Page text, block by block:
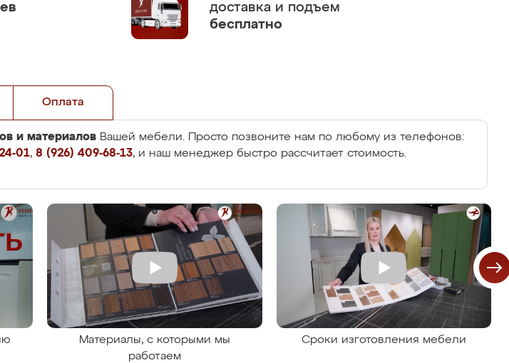
доставка и подъем
бесплатно
Оплата
и материалов Вашей мебели. Просто позвоните нам по любому из телефонов:
01, 8 (926) 409-68-13, и наш менеджер быстро рассчитает стоимость.
Материалы, с которыми мы
работаем
Сроки изготовления мебели